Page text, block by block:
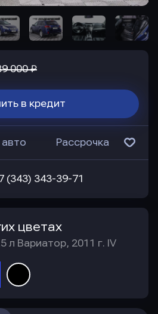
000 ₽
в кредит
Рассрочка
(343) 343-39-71
цветах
л Вариатор, 2011 г. IV